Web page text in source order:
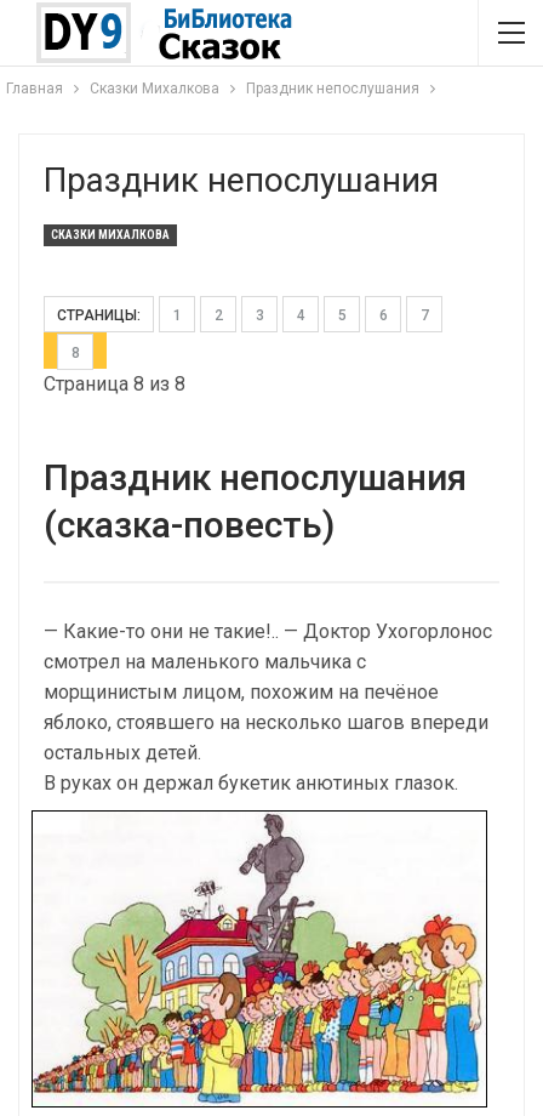
Главная Сказки Михалкова Праздник непослушания
Праздник непослушания
СКАЗКИ МИХАЛКОВА
СТРАНИЦЫ: 1 2 3 4 5 6 7
8
Страница 8 из 8
Праздник непослушания
(сказка-повесть)
— Какие-то они не такие!.. — Доктор Ухогорлонос
смотрел на маленького мальчика с
морщинистым лицом, похожим на печёное
яблоко, стоявшего на несколько шагов впереди
остальных детей.
В руках он держал букетик анютиных глазок.